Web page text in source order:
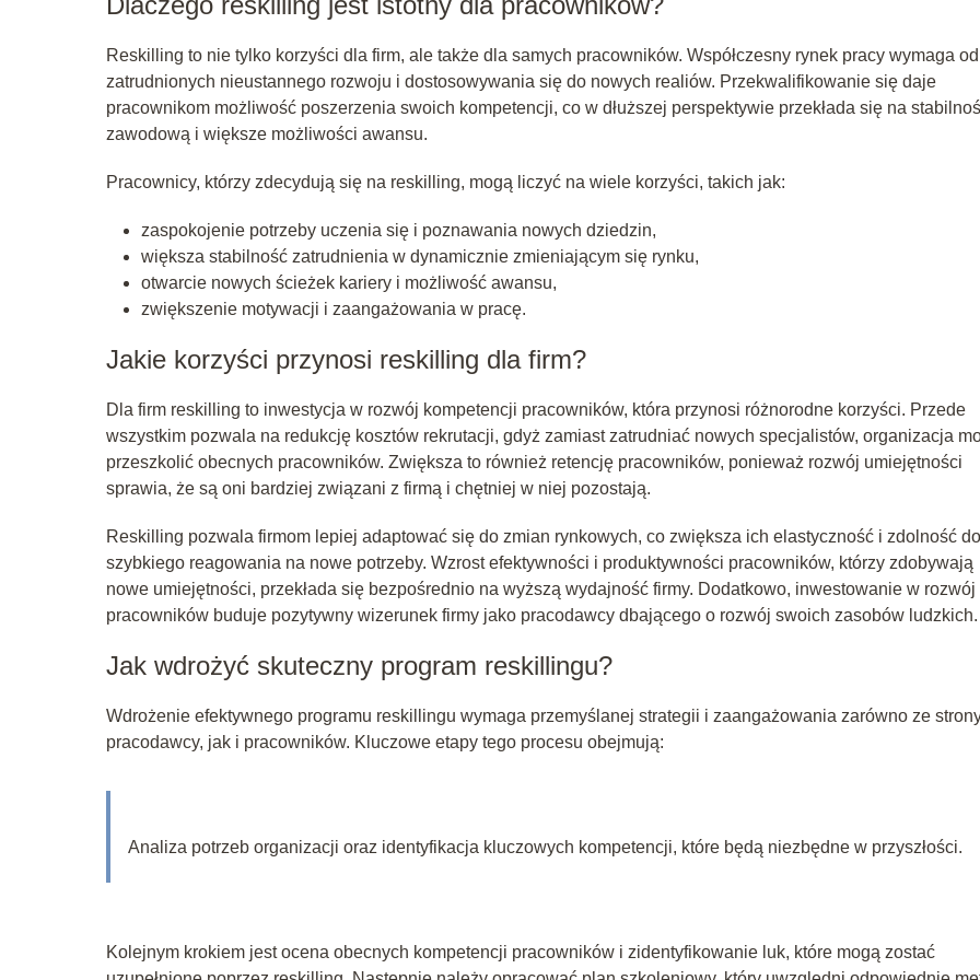
Reskilling to nie tylko korzyści dla firm, ale także dla samych pracowników. Współczesny rynek pracy wymaga od
zatrudnionych nieustannego rozwoju i dostosowywania się do nowych realiów. Przekwalifikowanie się daje
pracownikom możliwość poszerzenia swoich kompetencji, co w dłuższej perspektywie przekłada się na
zawodową i większe możliwości awansu.
Pracownicy, którzy zdecydują się na reskilling, mogą liczyć na wiele korzyści, takich jak:
zaspokojenie potrzeby uczenia się i poznawania nowych dziedzin,
większa stabilność zatrudnienia w dynamicznie zmieniającym się rynku,
otwarcie nowych ścieżek kariery i możliwość awansu,
zwiększenie motywacji i zaangażowania w pracę.
Jakie korzyści przynosi reskilling dla firm?
Dla firm reskilling to inwestycja w rozwój kompetencji pracowników, która przynosi różnorodne korzyści. Przede
wszystkim pozwala na redukcję kosztów rekrutacji, gdyż zamiast zatrudniać nowych specjalistów, organizacja
przeszkolić obecnych pracowników. Zwiększa to również retencję pracowników, ponieważ rozwój umiejętności
sprawia, że są oni bardziej związani z firmą i chętniej w niej pozostają.
Reskilling pozwala firmom lepiej adaptować się do zmian rynkowych, co zwiększa ich elastyczność i zdolność do
szybkiego reagowania na nowe potrzeby. Wzrost efektywności i produktywności pracowników, którzy zdobywają
nowe umiejętności, przekłada się bezpośrednio na wyższą wydajność firmy. Dodatkowo, inwestowanie w rozwój
pracowników buduje pozytywny wizerunek firmy jako pracodawcy dbającego o rozwój swoich zasobów ludzkich.
Jak wdrożyć skuteczny program reskillingu?
Wdrożenie efektywnego programu reskillingu wymaga przemyślanej strategii i zaangażowania zarówno ze
pracodawcy, jak i pracowników. Kluczowe etapy tego procesu obejmują:
Analiza potrzeb organizacji oraz identyfikacja kluczowych kompetencji, które będą niezbędne w przyszłości.
Kolejnym krokiem jest ocena obecnych kompetencji pracowników i zidentyfikowanie luk, które mogą zostać